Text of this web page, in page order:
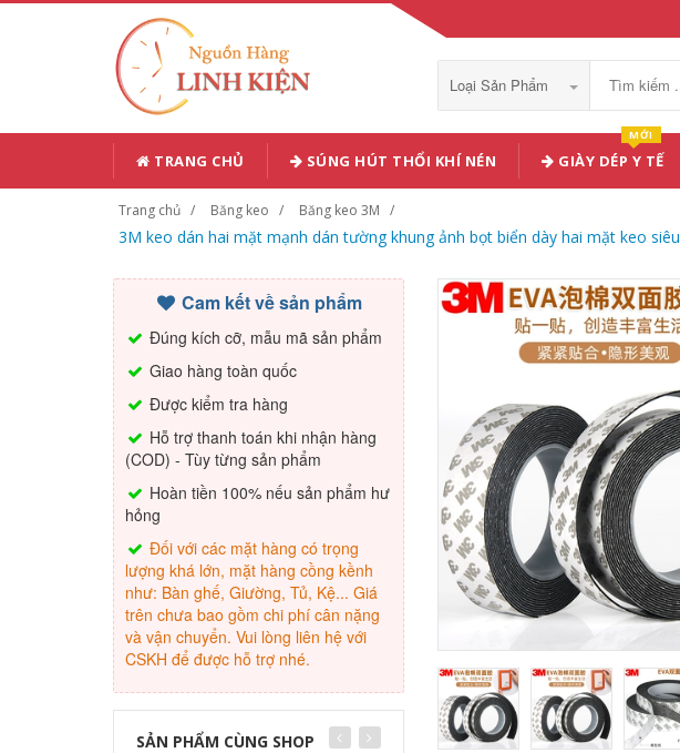
Loại Sản Phẩm
TRANG CHỦ SÚNG HÚT THỔI KHÍ NÉN GIÀY DÉP Y TẾ
MỚI
Trang chủ Băng keo Băng keo 3M
3M keo dán hai mặt mạnh dán tường khung ảnh bọt biển dày hai mặt keo
Cam kết về sản phẩm
Đúng kích cỡ, mẫu mã sản phẩm
Giao hàng toàn quốc
Được kiểm tra hàng
Hỗ trợ thanh toán khi nhận hàng
(COD) - Tùy từng sản phẩm
Hoàn tiền 100% nếu sản phẩm hư
hỏng
Đối với các mặt hàng có trọng
lượng khá lớn, mặt hàng cồng kềnh
như: Bàn ghế, Giường, Tủ, Kệ... Giá
trên chưa bao gồm chi phí cân nặng
và vận chuyển. Vui lòng liên hệ với
CSKH để được hỗ trợ nhé.
SẢN PHẨM CÙNG SHOP